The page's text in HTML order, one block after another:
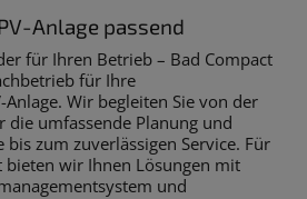
Anlage passend
für Ihren Betrieb – Bad Compact
für Ihre
Anlage. Wir begleiten Sie von der
die umfassende Planung und
bis zum zuverlässigen Service. Für
wir Ihnen Lösungen mit
und